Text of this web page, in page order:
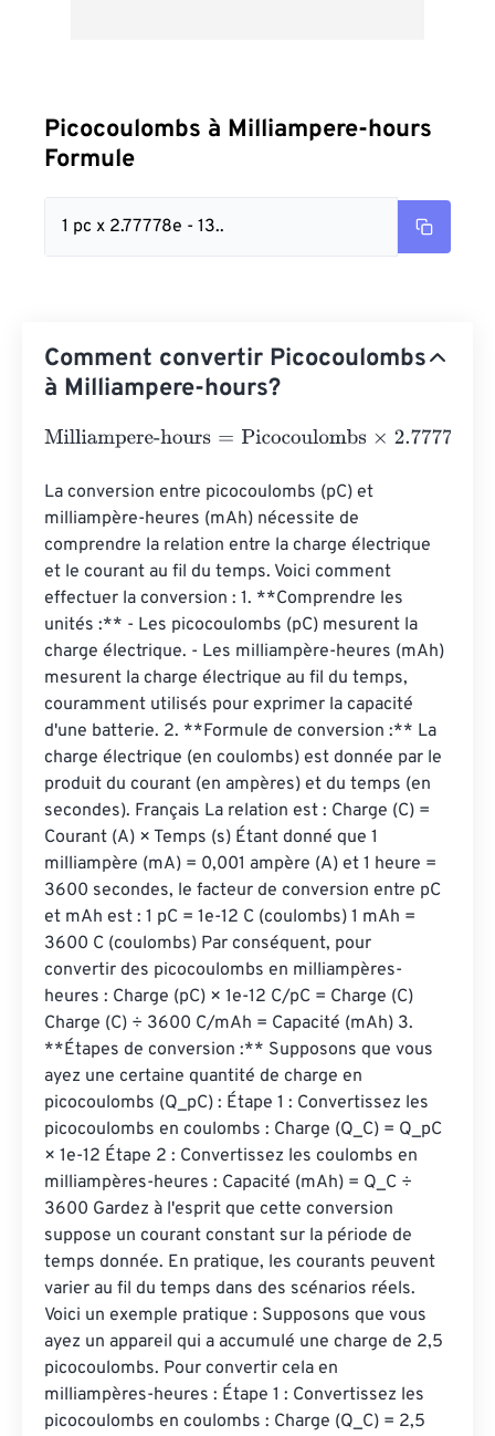
Picocoulombs à Milliampere-hours
Formule
1 pc x 2.77778e - 13..
Comment convertir Picocoulombs
à Milliampere-hours?
Milliampere-hours=Picocoulombs×2.77778 e-13
La conversion entre picocoulombs (pC) et
milliampère-heures (mAh) nécessite de
comprendre la relation entre la charge électrique
et le courant au fil du temps. Voici comment
effectuer la conversion : 1. **Comprendre les
unités :** - Les picocoulombs (pC) mesurent la
charge électrique. - Les milliampère-heures (mAh)
mesurent la charge électrique au fil du temps,
couramment utilisés pour exprimer la capacité
d'une batterie. 2. **Formule de conversion :** La
charge électrique (en coulombs) est donnée par le
produit du courant (en ampères) et du temps (en
secondes). Français La relation est : Charge (C) =
Courant (A) × Temps (s) Étant donné que 1
milliampère (mA) = 0,001 ampère (A) et 1 heure =
3600 secondes, le facteur de conversion entre pC
et mAh est : 1 pC = 1e-12 C (coulombs) 1 mAh =
3600 C (coulombs) Par conséquent, pour
convertir des picocoulombs en milliampères-
heures : Charge (pC) × 1e-12 C/pC = Charge (C)
Charge (C) ÷ 3600 C/mAh = Capacité (mAh) 3.
**Étapes de conversion :** Supposons que vous
ayez une certaine quantité de charge en
picocoulombs (Q_pC) : Étape 1 : Convertissez les
picocoulombs en coulombs : Charge (Q_C) = Q_pC
× 1e-12 Étape 2 : Convertissez les coulombs en
milliampères-heures : Capacité (mAh) = Q_C ÷
3600 Gardez à l'esprit que cette conversion
suppose un courant constant sur la période de
temps donnée. En pratique, les courants peuvent
varier au fil du temps dans des scénarios réels.
Voici un exemple pratique : Supposons que vous
ayez un appareil qui a accumulé une charge de 2,5
picocoulombs. Pour convertir cela en
milliampères-heures : Étape 1 : Convertissez les
picocoulombs en coulombs : Charge (Q_C) = 2,5